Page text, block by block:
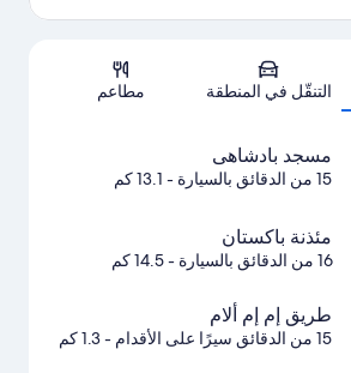
الخريطة
التنقّل في المنطقة مطاعم
مسجد بادشاھی
15 من الدقائق بالسيارة - 13.1 كم
مئذنة باكستان
16 من الدقائق بالسيارة - 14.5 كم
طريق إم إم ألام
15 من الدقائق سيرًا على الأقدام - 1.3 كم